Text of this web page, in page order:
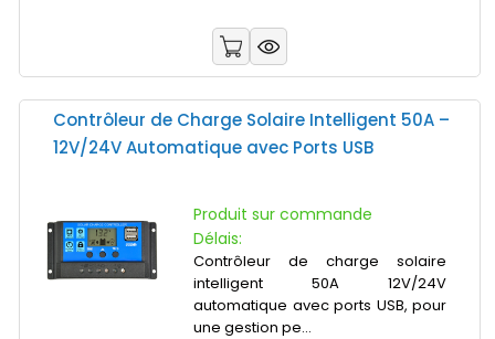
Contrôleur de Charge Solaire Intelligent 50A –
12V/24V Automatique avec Ports USB
Produit sur commande
Délais:
Contrôleur de charge solaire
intelligent 50A 12V/24V
automatique avec ports USB, pour
une gestion pe...